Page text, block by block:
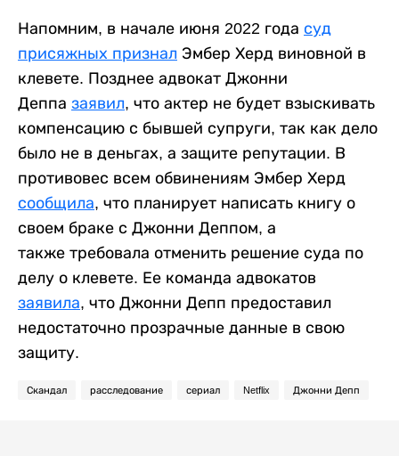
Напомним, в начале июня 2022 года суд
присяжных признал Эмбер Херд виновной в
клевете. Позднее адвокат Джонни
Деппа заявил, что актер не будет взыскивать
компенсацию с бывшей супруги, так как дело
было не в деньгах, а защите репутации. В
противовес всем обвинениям Эмбер Херд
сообщила, что планирует написать книгу о
своем браке с Джонни Деппом, а
также требовала отменить решение суда по
делу о клевете. Ее команда адвокатов
заявила, что Джонни Депп предоставил
недостаточно прозрачные данные в свою
защиту.
Скандал расследование сериал Netflix Джонни Депп